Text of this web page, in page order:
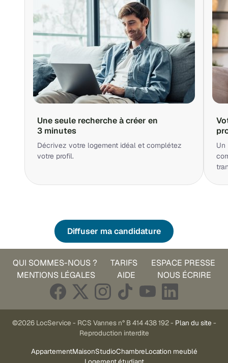
Une seule recherche à créer en
3 minutes
Décrivez votre logement idéal et complétez
votre profil.
Un
Diffuser ma candidature
QUI SOMMES-NOUS ? TARIFS
ESPACE PRESSE
MENTIONS LÉGALES
AIDE NOUS ÉCRIRE
©2026 LocService - RCS Vannes n° B 414 438 192 - Plan du site -
Reproduction interdite
AppartementMaisonStudioChambreLocation meublé